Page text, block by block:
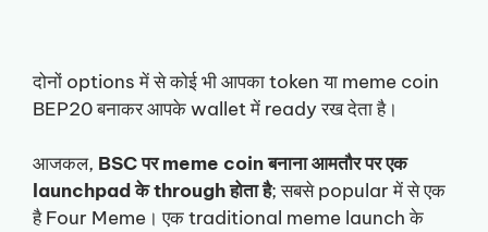
दोनों options में से कोई भी आपका token या meme coin
BEP20 बनाकर आपके wallet में ready रख देता है।
आजकल, BSC पर meme coin बनाना आमतौर पर एक
launchpad के through होता है; सबसे popular में से एक
है Four Meme। एक traditional meme launch के